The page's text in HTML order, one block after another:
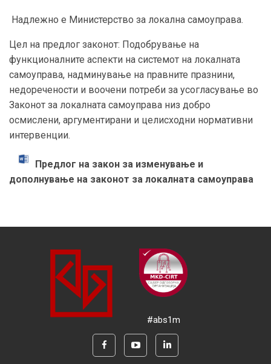
Надлежно е Министерство за локална самоуправа.
Цел на предлог законот: Подобрување на
функционалните аспекти на системот на локалната
самоуправа, надминување на правните празнини,
недоречености и воочени потреби за усогласување во
Законот за локалната самоуправа низ добро
осмислени, аргументирани и целисходни нормативни
интервенции.
Предлог на закон за изменување и
дополнување на законот за локалната самоуправа
#abs1m